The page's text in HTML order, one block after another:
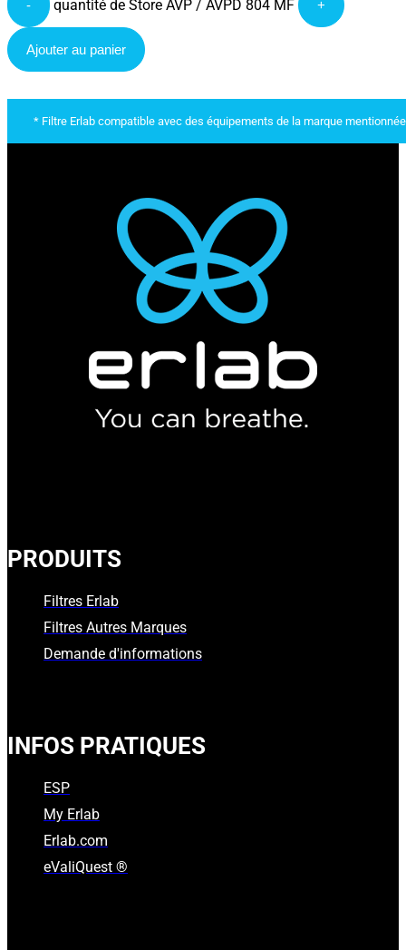
- quantité de Store AVP / AVPD 804 MF +
Ajouter au panier
* Filtre Erlab compatible avec des équipements de la marque
PRODUITS
Filtres Erlab
Filtres Autres Marques
Demande d'informations
INFOS PRATIQUES
ESP
My Erlab
Erlab.com
eValiQuest ®